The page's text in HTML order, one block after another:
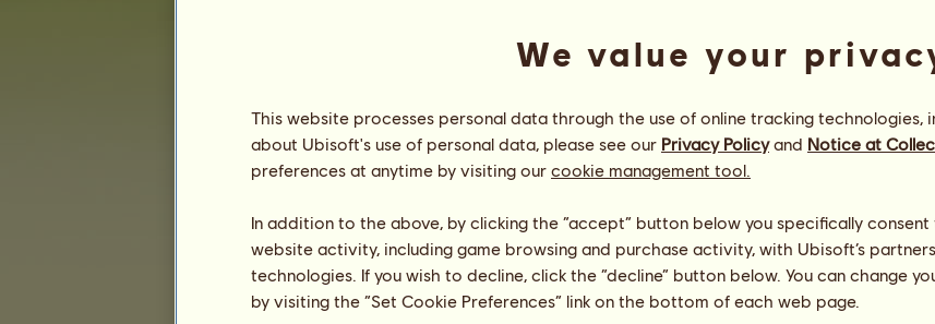
Ranking
Ranking ogólny
Ranking gatunków
Perla Americana
Zdrowie
100
%
Prędkość
3385.80
Ujeżdżenie
6868.52
Galop
4689.86
Kłus
We value your
This website processes personal data through the use of online tracking technologies,
about Ubisoft's use of personal data, please see our Privacy Policyand Notice at
preferences at anytime by visiting our cookie management tool.
In addition to the above, by clicking the “accept” button below you specifically
website activity, including game browsing and purchase activity, with Ubisoft’s
technologies. If you wish to decline, click the “decline” button below. You can change
by visiting the “Set Cookie Preferences” link on the bottom of each web page.